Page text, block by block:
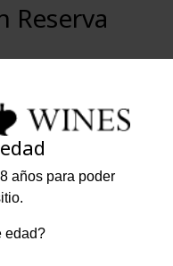
Reserva
de frescura y
para el
años para poder
edad?